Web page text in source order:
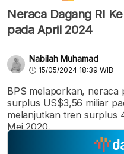
Neraca Dagang RI
pada April 2024
Nabilah Muhamad
15/05/2024 18:39 WIB
BPS melaporkan, neraca
surplus US$3,56 miliar
melanjutkan tren surplus
Mei 2020.